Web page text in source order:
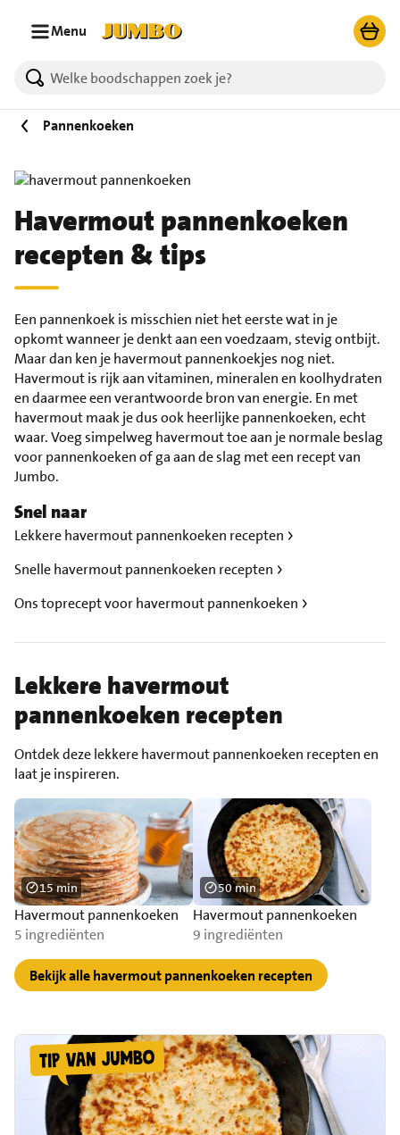
Menu
Pannenkoeken
Havermout pannenkoeken
recepten & tips
Een pannenkoek is misschien niet het eerste wat in je
opkomt wanneer je denkt aan een voedzaam, stevig ontbijt.
Maar dan ken je havermout pannenkoekjes nog niet.
Havermout is rijk aan vitaminen, mineralen en koolhydraten
en daarmee een verantwoorde bron van energie. En met
havermout maak je dus ook heerlijke pannenkoeken, echt
waar. Voeg simpelweg havermout toe aan je normale beslag
voor pannenkoeken of ga aan de slag met een recept van
Jumbo.
Snel naar
Lekkere havermout pannenkoeken recepten
Snelle havermout pannenkoeken recepten
Ons toprecept voor havermout pannenkoeken
Lekkere havermout
pannenkoeken recepten
Ontdek deze lekkere havermout pannenkoeken recepten en
laat je inspireren.
Havermout pannenkoeken
5 ingrediënten
15 min
Havermout pannenkoeken
9 ingrediënten
50 min
Bekijk alle havermout pannenkoeken recepten